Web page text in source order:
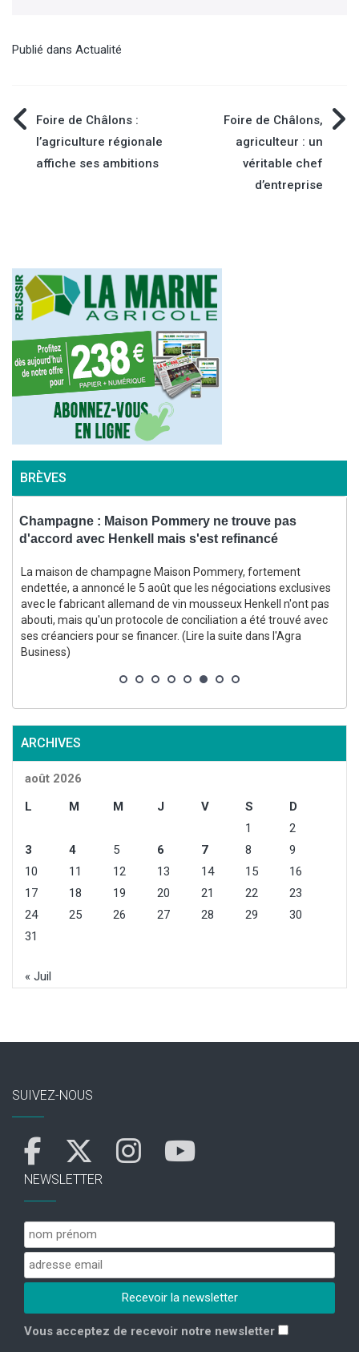
Publié dans Actualité
Navigation
de
Foire de Châlons :
l’agriculture régionale
affiche ses ambitions
Foire de Châlons,
agriculteur : un
véritable chef
d’entreprise
BRÈVES
Champagne : Maison Pommery ne trouve pas
d'accord avec Henkell mais s'est refinancé
La maison de champagne Maison Pommery, fortement
endettée, a annoncé le 5 août que les négociations exclusives
avec le fabricant allemand de vin mousseux Henkell n'ont pas
abouti, mais qu'un protocole de conciliation a été trouvé avec
ses créanciers pour se financer. (Lire la suite dans l'Agra
Business)
ARCHIVES
août 2026
L
M M J V S
D
1
2
3
4 5 6 7 8
9
10
11 12 13 14 15
16
17
18 19 20 21 22
23
24
25 26 27 28 29
30
31
« Juil
SUIVEZ-NOUS
NEWSLETTER
Vous acceptez de recevoir notre newsletter